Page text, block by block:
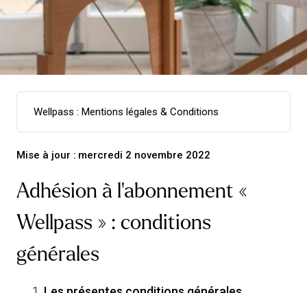
Wellpass : Mentions légales & Conditions
Conditions générales
Politique de cookies
Sécurité
Mise à jour : mercredi 2 novembre 2022
Adhésion à l'abonnement «
Wellpass » : conditions
générales